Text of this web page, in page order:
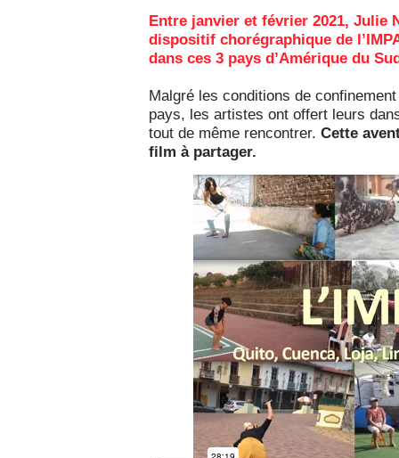
Entre janvier et février 2021, Julie
dispositif chorégraphique de
dans ces 3 pays d’Amérique du
Malgré les conditions de
pays, les artistes ont offert leurs
tout de même rencontrer. Cette
film à partager.